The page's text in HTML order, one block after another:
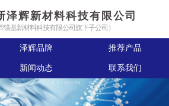
泽辉新材料科技有限公司
镁基新材料科技有限公司旗下子公司）
泽辉品牌 推荐产品
新闻动态 联系我们